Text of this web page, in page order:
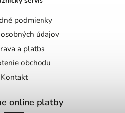
podmienky
údajov
a platba
obchodu
Kontakt
online platby